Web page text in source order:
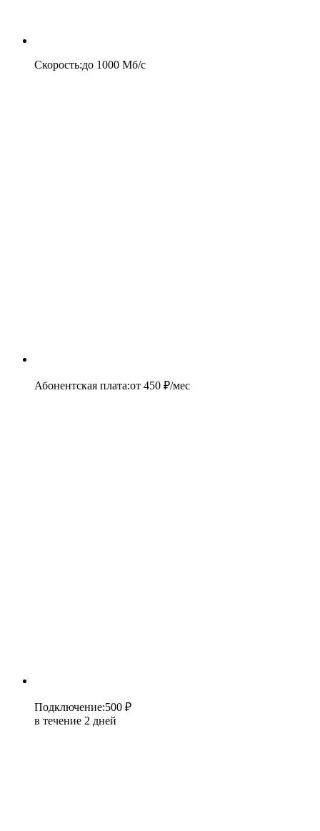
Скорость:до 1000 Мб/c
Абонентская плата:от 450 ₽/мес
Подключение:500 ₽
в течение 2 дней